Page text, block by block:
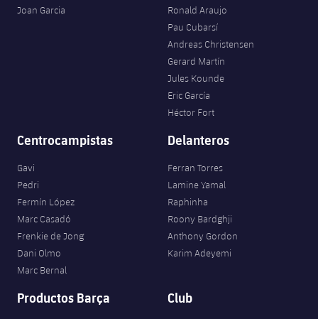
Joan Garcia
Ronald Araujo
Pau Cubarsí
Andreas Christensen
Gerard Martín
Jules Kounde
Eric García
Héctor Fort
Centrocampistas
Gavi
Pedri
Fermín López
Marc Casadó
Frenkie de Jong
Dani Olmo
Marc Bernal
Delanteros
Ferran Torres
Lamine Yamal
Raphinha
Roony Bardghji
Anthony Gordon
Karim Adeyemi
Productos Barça Club